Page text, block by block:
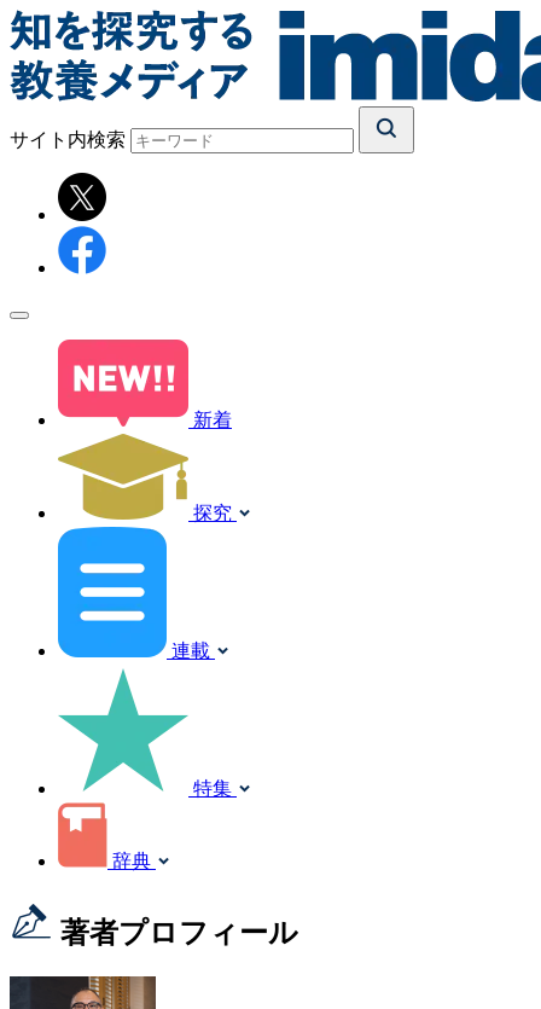
サイト内検索
新着
探究
連載
特集
辞典
著者プロフィール